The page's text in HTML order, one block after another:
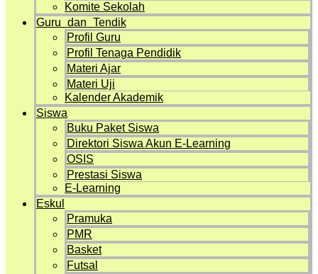
Komite Sekolah
Guru dan Tendik
Profil Guru
Profil Tenaga Pendidik
Materi Ajar
Materi Uji
Kalender Akademik
Siswa
Buku Paket Siswa
Direktori Siswa Akun E-Learning
OSIS
Prestasi Siswa
E-Learning
Eskul
Pramuka
PMR
Basket
Futsal